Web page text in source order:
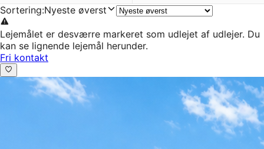
Sortering:Nyeste øverst
Lejemålet er desværre markeret som udlejet af udlejer. Du
kan se lignende lejemål herunder.
Fri kontakt